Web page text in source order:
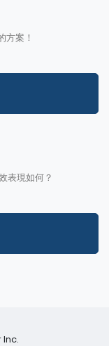
案！
表現如何？
Inc.